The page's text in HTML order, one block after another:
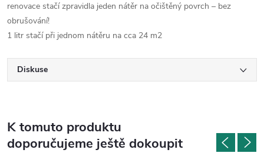
renovace stačí zpravidla jeden nátěr na očištěný povrch – bez
obrušování!
1 litr stačí při jednom nátěru na cca 24 m2
Diskuse
K tomuto produktu
doporučujeme ještě dokoupit